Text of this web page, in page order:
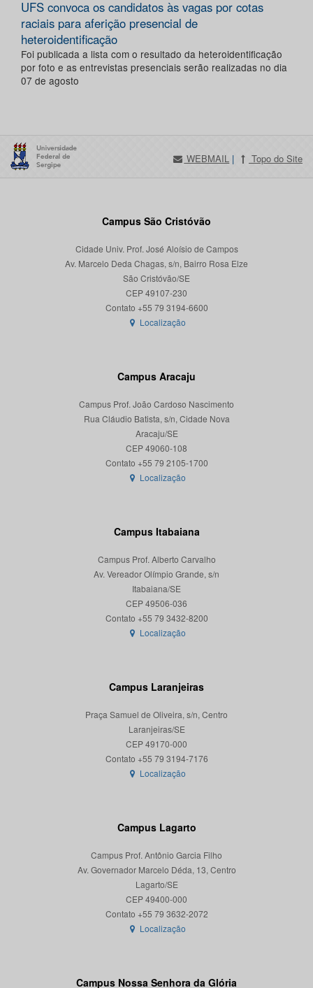
UFS convoca os candidatos às vagas por cotas
raciais para aferição presencial de
heteroidentificação
Foi publicada a lista com o resultado da heteroidentificação
por foto e as entrevistas presenciais serão realizadas no dia
07 de agosto
WEBMAIL | Topo do Site
Campus São Cristóvão
Cidade Univ. Prof. José Aloísio de Campos
Av. Marcelo Deda Chagas, s/n, Bairro Rosa Elze
São Cristóvão/SE
CEP 49107-230
Localização
Campus Aracaju
Campus Prof. João Cardoso Nascimento
Rua Cláudio Batista, s/n, Cidade Nova
Aracaju/SE
CEP 49060-108
Localização
Campus Itabaiana
Campus Prof. Alberto Carvalho
Av. Vereador Olímpio Grande, s/n
Itabaiana/SE
CEP 49506-036
Localização
Campus Laranjeiras
Praça Samuel de Oliveira, s/n, Centro
Laranjeiras/SE
CEP 49170-000
Localização
Campus Lagarto
Campus Prof. Antônio Garcia Filho
Av. Governador Marcelo Déda, 13, Centro
Lagarto/SE
CEP 49400-000
Localização
Campus Nossa Senhora da Glória